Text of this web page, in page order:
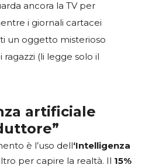
ancora la TV per
i giornali cartacei
un oggetto misterioso
ragazzi (li legge solo il
artificiale
è l’uso dell ‘Intelligenza
per capire la realtà. Il 15%